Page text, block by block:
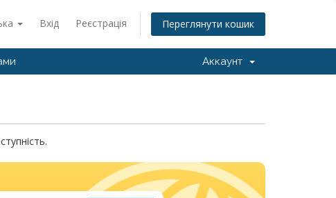
Вхід Реєстрація Переглянути кошик
Аккаунт